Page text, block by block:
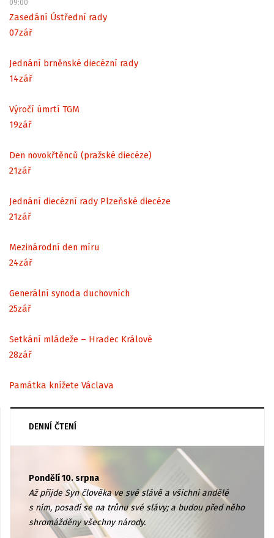
09:00
Zasedání Ústřední rady
07zář
Jednání brněnské diecézní rady
14zář
Výročí úmrtí TGM
19zář
Den novokřtěnců (pražské diecéze)
21zář
Jednání diecézní rady Plzeňské diecéze
21zář
Mezinárodní den míru
24zář
Generální synoda duchovních
25zář
Setkání mládeže – Hradec Králové
28zář
Památka knížete Václava
DENNÍ ČTENÍ
Pondělí 10. srpna
Až přijde Syn člověka ve své slávě a všichni andělé
s ním, posadí se na trůnu své slávy; a budou před něho
shromážděny všechny národy.